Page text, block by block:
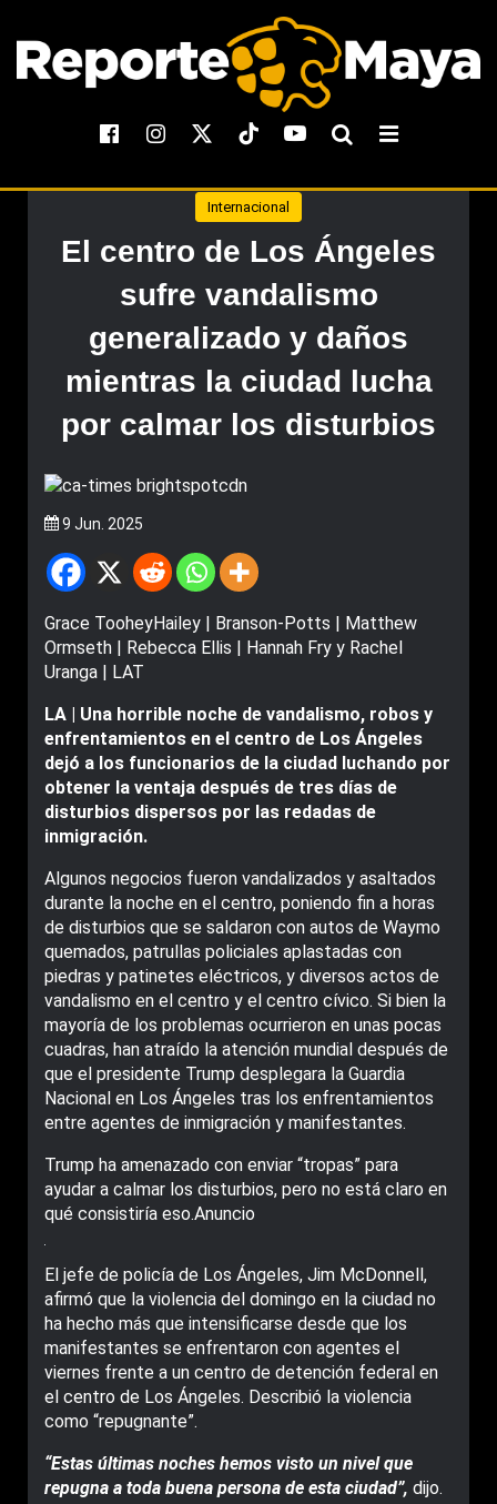
Internacional
El centro de Los Ángeles
sufre vandalismo
generalizado y daños
mientras la ciudad lucha
por calmar los disturbios
9 Jun. 2025
Grace TooheyHailey | Branson-Potts | Matthew
Ormseth | Rebecca Ellis | Hannah Fry y Rachel
Uranga | LAT
LA | Una horrible noche de vandalismo, robos y
enfrentamientos en el centro de Los Ángeles
dejó a los funcionarios de la ciudad luchando por
obtener la ventaja después de tres días de
disturbios dispersos por las redadas de
inmigración.
Algunos negocios fueron vandalizados y asaltados
durante la noche en el centro, poniendo fin a horas
de disturbios que se saldaron con autos de Waymo
quemados, patrullas policiales aplastadas con
piedras y patinetes eléctricos, y diversos actos de
vandalismo en el centro y el centro cívico. Si bien la
mayoría de los problemas ocurrieron en unas pocas
cuadras, han atraído la atención mundial después de
que el presidente Trump desplegara la Guardia
Nacional en Los Ángeles tras los enfrentamientos
entre agentes de inmigración y manifestantes.
Trump ha amenazado con enviar “tropas” para
ayudar a calmar los disturbios, pero no está claro en
qué consistiría eso.Anuncio
El jefe de policía de Los Ángeles, Jim McDonnell,
afirmó que la violencia del domingo en la ciudad no
ha hecho más que intensificarse desde que los
manifestantes se enfrentaron con agentes el
viernes frente a un centro de detención federal en
el centro de Los Ángeles. Describió la violencia
como “repugnante”.
“Estas últimas noches hemos visto un nivel que
repugna a toda buena persona de esta ciudad”, dijo.